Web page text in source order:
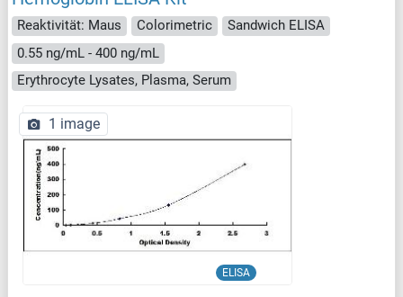
Reaktivität: Maus Colorimetric
Sandwich ELISA
0.55 ng/mL - 400 ng/mL
Erythrocyte Lysates, Plasma, Serum
ELISA
1 image